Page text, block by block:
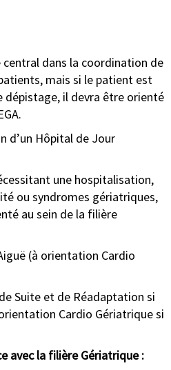
dans la coordination de
mais si le patient est
dépistage, il devra être orienté
d’un Hôpital de Jour
une hospitalisation,
ou syndromes gériatriques,
au sein de la filière
(à orientation Cardio
Suite et de Réadaptation si
Cardio Gériatrique si
avec la filière Gériatrique :